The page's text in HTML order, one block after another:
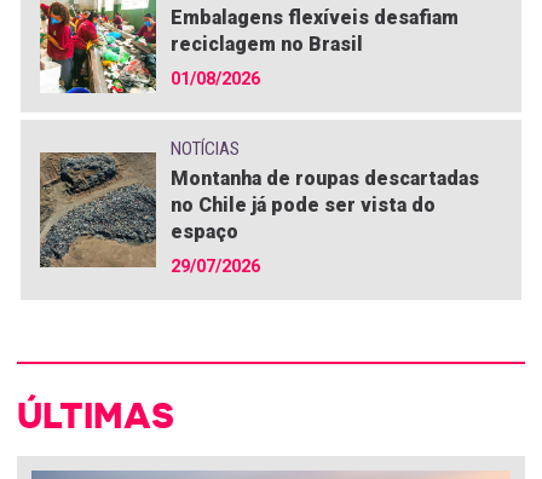
Embalagens flexíveis desafiam
reciclagem no Brasil
01/08/2026
NOTÍCIAS
Montanha de roupas descartadas
no Chile já pode ser vista do
espaço
29/07/2026
ÚLTIMAS